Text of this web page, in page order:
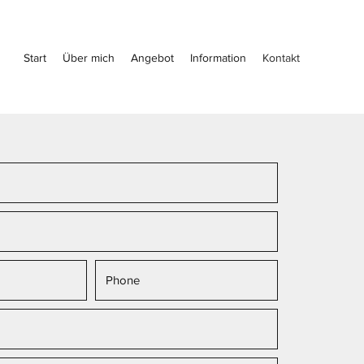
Start Über mich Angebot Information Kontakt